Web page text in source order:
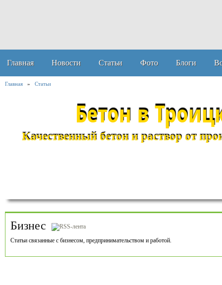
Главная Новости Статьи Фото Блоги
Главная » Статьи
Бетон в
Качественный бетон и раствор от
Бизнес
Статьи связанные с бизнесом, предпринимательством и работой.